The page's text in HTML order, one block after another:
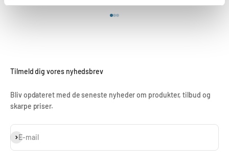
Tilmeld dig vores nyhedsbrev
Bliv opdateret med de seneste nyheder om produkter, tilbud og
skarpe priser.
E-mail
Abonnér